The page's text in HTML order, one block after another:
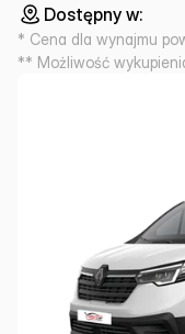
Dostępny w:
* Cena dla wynajmu
** Możliwość